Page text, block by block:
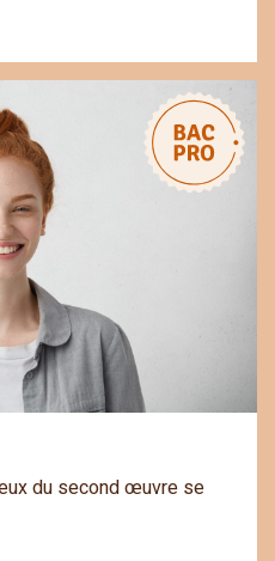
du second œuvre se